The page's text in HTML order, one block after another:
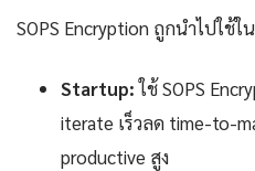
SOPS Encryption ถูกนำไปใช้
Startup:ใช้ SOPS
iterate เร็วลด time-to-
productive สูง